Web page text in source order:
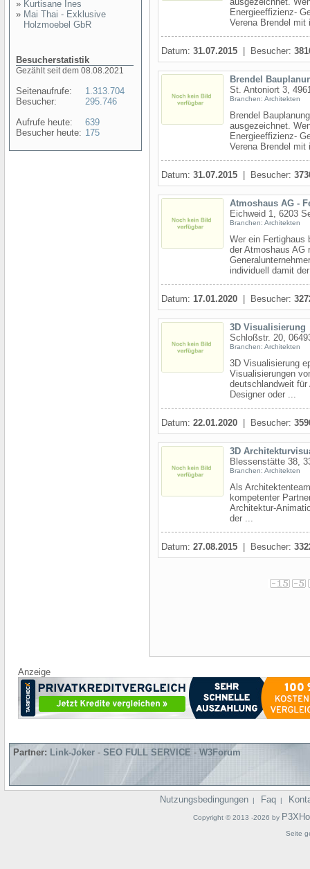
» Kurtisane Ines
» Mai Thai - Exklusive
Holzmoebel GbR
Besucherstatistik
Gezählt seit dem 08.08.2021
Seitenaufrufe:
Besucher:
Aufrufe heute:
Besucher heute:
1.313.704
295.746
639
175
Energieeffizienz-
Verena Brendel mit
Datum: 31.07.2015 | Besucher:
Brendel
St. Antoniort 3,
Branchen: Architekten
Brendel
ausgezeichnet.
Energieeffizienz-
Verena Brendel mit
Datum: 31.07.2015 | Besucher:
Atmoshaus AG -
Eichweid 1, 6203
Branchen: Architekten
Wer ein Fertighaus
der Atmoshaus AG
individuell damit
Datum: 17.01.2020 | Besucher:
3D Visualisierung
Schloßstr. 20,
Branchen: Architekten
3D Visualisierung
Visualisierungen
deutschlandweit
Designer oder ...
Datum: 22.01.2020 | Besucher:
3D
Blessenstätte 38,
Branchen: Architekten
Als
kompetenter
Architektur-
der ...
Datum: 27.08.2015 | Besucher:
Anzeige
Partner: Link-Joker - SEO FULL SERVICE - W3Forum
Nutzungsbedingungen | Faq |
Copyright © 2013 -2026 by
Seite